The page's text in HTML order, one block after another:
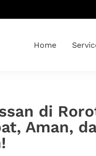
❗❗
Home
di
Aman,